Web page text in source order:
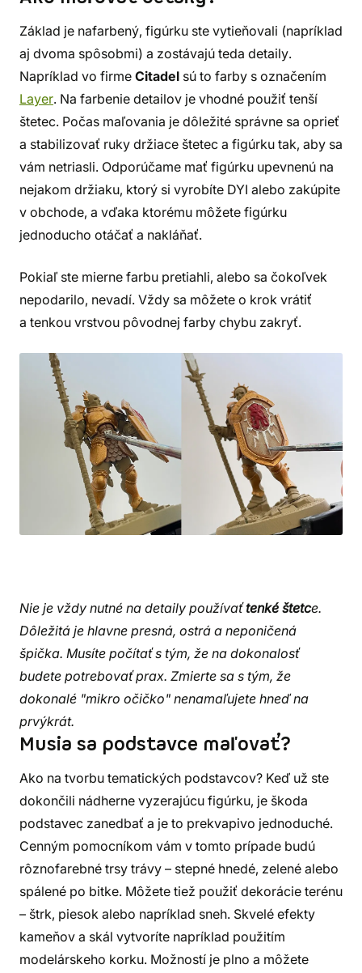
Základ je nafarbený, figúrku ste vytieňovali (napríklad
aj dvoma spôsobmi) a zostávajú teda detaily.
Napríklad vo firme Citadel sú to farby s označením
Layer. Na farbenie detailov je vhodné použiť tenší
štetec. Počas maľovania je dôležité správne sa oprieť
a stabilizovať ruky držiace štetec a figúrku tak, aby sa
vám netriasli. Odporúčame mať figúrku upevnenú na
nejakom držiaku, ktorý si vyrobíte DYI alebo zakúpite
v obchode, a vďaka ktorému môžete figúrku
jednoducho otáčať a nakláňať.
Pokiaľ ste mierne farbu pretiahli, alebo sa čokoľvek
nepodarilo, nevadí. Vždy sa môžete o krok vrátiť
a tenkou vrstvou pôvodnej farby chybu zakryť.
Nie je vždy nutné na detaily používaťtenké štetce.
Dôležitá je hlavne presná, ostrá a neponičená
špička. Musíte počítať s tým, že na dokonalosť
budete potrebovať prax. Zmierte sa s tým, že
dokonalé "mikro očičko" nenamaľujete hneď na
prvýkrát.
Musia sa podstavce maľovať?
Ako na tvorbu tematických podstavcov? Keď už ste
dokončili nádherne vyzerajúcu figúrku, je škoda
podstavec zanedbať a je to prekvapivo jednoduché.
Cenným pomocníkom vám v tomto prípade budú
rôznofarebné trsy trávy – stepné hnedé, zelené alebo
spálené po bitke. Môžete tiež použiť dekorácie terénu
– štrk, piesok alebo napríklad sneh. Skvelé efekty
kameňov a skál vytvoríte napríklad použitím
modelárskeho korku. Možností je plno a môžete